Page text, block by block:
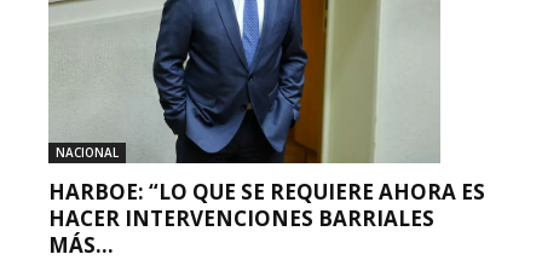
NACIONAL
HARBOE: “LO QUE SE REQUIERE AHORA ES
HACER INTERVENCIONES BARRIALES
MÁS...